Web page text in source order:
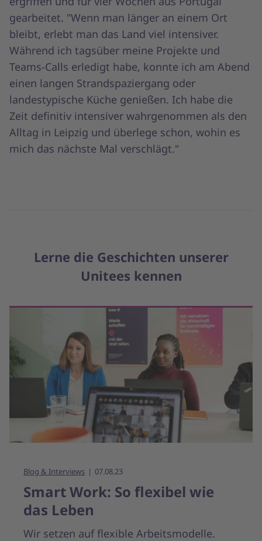
gearbeitet. "Wenn man länger an einem Ort
bleibt, erlebt man das Land viel intensiver.
Während ich tagsüber meine Projekte und
Teams-Calls erledigt habe, konnte ich am Abend
einen langen Strandspaziergang oder
landestypische Küche genießen. Ich habe die
Zeit definitiv intensiver wahrgenommen als den
Alltag in Leipzig und überlege schon, wohin es
mich das nächste Mal verschlägt."
Lerne die Geschichten unserer
Unitees kennen
Blog & Interviews 07.08.23
Smart Work: So flexibel wie
das Leben
Wir setzen auf flexible Arbeitsmodelle.